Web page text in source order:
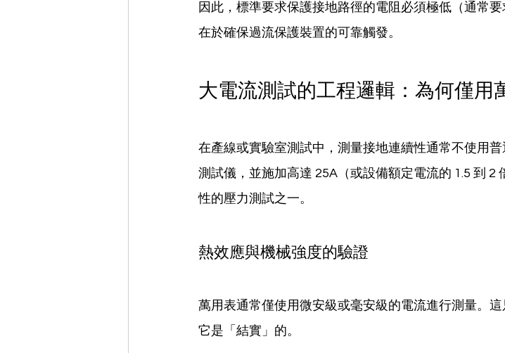
因此，標準要求保護接地路徑的電阻必須極低（通常
在於確保過流保護裝置的可靠觸發。
大電流測試的工程邏輯：為何僅用
在產線或實驗室測試中，測量接地連續性通常不使用
測試儀，並施加高達 25A（或設備額定電流的 1.5 到 2
性的壓力測試之一。
熱效應與機械強度的驗證
萬用表通常僅使用微安級或毫安級的電流進行測量。
它是「結實」的。